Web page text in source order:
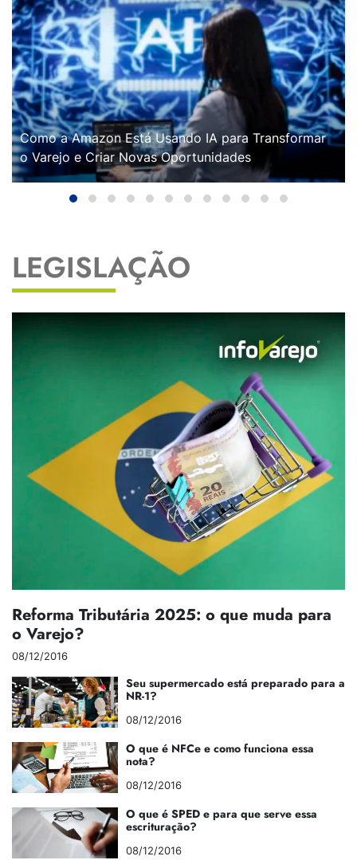
Como a Amazon Está Usando IA para Transformar
o Varejo e Criar Novas Oportunidades
LEGISLAÇÃO
Reforma Tributária 2025: o que muda para
o Varejo?
08/12/2016
Seu supermercado está preparado para a
NR-1?
08/12/2016
O que é NFCe e como funciona essa
nota?
08/12/2016
O que é SPED e para que serve essa
escrituração?
08/12/2016